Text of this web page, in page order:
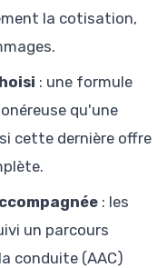
la cotisation,
: une formule
qu'une
cette dernière offre
: les
un parcours
conduite (AAC)